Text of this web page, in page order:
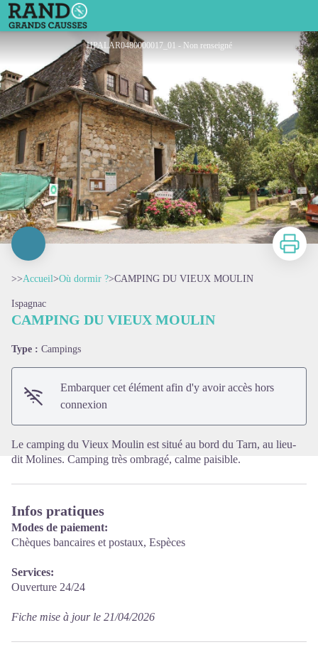
CAMPING DU VIEUX MOULIN
HPALAR0480000017_01 - Non renseigné
Imprimer
>>Accueil>Où dormir ?>CAMPING DU VIEUX MOULIN
Ispagnac
CAMPING DU VIEUX MOULIN
Type : Campings
Embarquer cet élément afin d'y avoir accès hors
connexion
Le camping du Vieux Moulin est situé au bord du Tarn, au lieu-
dit Molines. Camping très ombragé, calme paisible.
Infos pratiques
Modes de paiement:
Chèques bancaires et postaux, Espèces
Services:
Ouverture 24/24
Fiche mise à jour le 21/04/2026